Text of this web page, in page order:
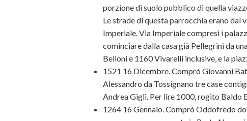
porzione di suolo pubblico di quella
Le strade di questa parrocchia erano dal
Imperiale. Via Imperiale compresi i
cominciare dalla casa già Pellegrini da
Belloni e 1160 Vivarelli inclusive, e la
1521 16 Dicembre. Comprò Giovanni
Alessandro da Tossignano tre case
Andrea Gigli. Per lire 1000, rogito Baldo
1264 16 Gennaio. Comprò Oddofredo